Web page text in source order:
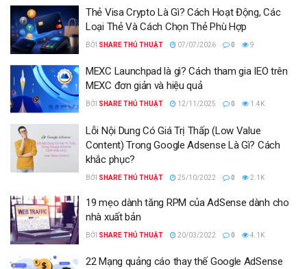
Thẻ Visa Crypto Là Gì? Cách Hoạt Động, Các
Loại Thẻ Và Cách Chọn Thẻ Phù Hợp
BỞI SHARE THỦ THUẬT 07/07/2026 0 9
MEXC Launchpad là gì? Cách tham gia IEO trên
MEXC đơn giản và hiệu quả
BỞI SHARE THỦ THUẬT 12/11/2025 0 1.4K
Lỗi Nội Dung Có Giá Trị Thấp (Low Value
Content) Trong Google Adsense Là Gì? Cách
khắc phục?
BỞI SHARE THỦ THUẬT 25/10/2022 0 2.1K
19 mẹo dành tăng RPM của AdSense dành cho
nhà xuất bản
BỞI SHARE THỦ THUẬT 20/03/2022 0 4.1K
22 Mạng quảng cáo thay thế Google AdSense